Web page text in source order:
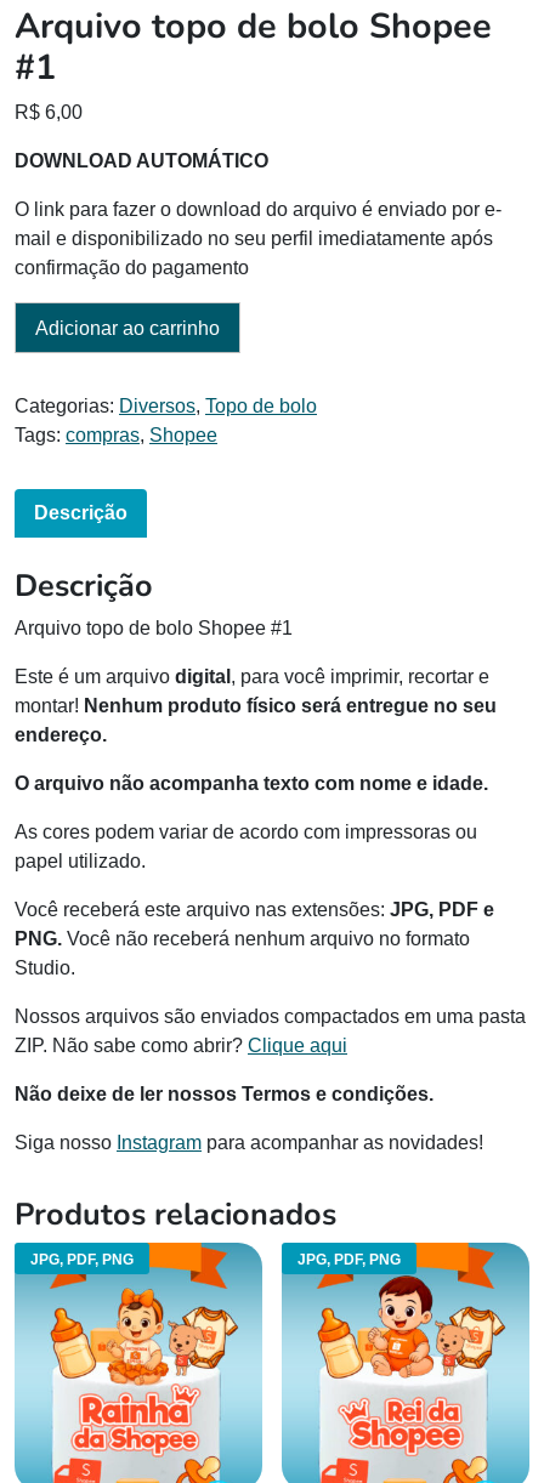
Arquivo topo de bolo Shopee
#1
R$ 6,00
DOWNLOAD AUTOMÁTICO
O link para fazer o download do arquivo é enviado por e-
mail e disponibilizado no seu perfil imediatamente após
confirmação do pagamento
Adicionar ao carrinho
Categorias: Diversos, Topo de bolo
Tags: compras, Shopee
Descrição
Descrição
Arquivo topo de bolo Shopee #1
Este é um arquivo digital , para você imprimir, recortar e
montar! Nenhum produto físico será entregue no seu
endereço.
O arquivo não acompanha texto com nome e idade.
As cores podem variar de acordo com impressoras ou
papel utilizado.
Você receberá este arquivo nas extensões: JPG, PDF e
PNG. Você não receberá nenhum arquivo no formato
Studio.
Nossos arquivos são enviados compactados em uma pasta
ZIP. Não sabe como abrir? Clique aqui
Não deixe de ler nossos Termos e condições.
Siga nosso Instagram para acompanhar as novidades!
Produtos relacionados
JPG, PDF, PNG JPG, PDF, PNG